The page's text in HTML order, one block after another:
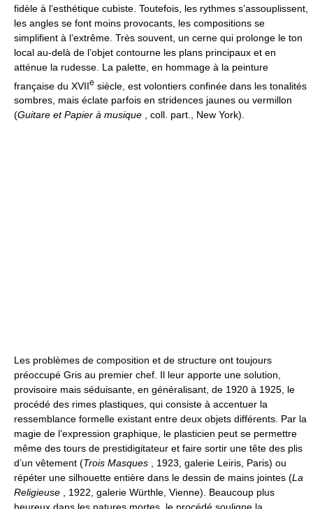
fidèle à l’esthétique cubiste. Toutefois, les rythmes s’assouplissent,
les angles se font moins provocants, les compositions se
simplifient à l’extrême. Très souvent, un cerne qui prolonge le ton
local au-delà de l’objet contourne les plans principaux et en
atténue la rudesse. La palette, en hommage à la peinture
française du XVIIe siècle, est volontiers confinée dans les tonalités
sombres, mais éclate parfois en stridences jaunes ou vermillon
(Guitare et Papier à musique , coll. part., New York).
Les problèmes de composition et de structure ont toujours
préoccupé Gris au premier chef. Il leur apporte une solution,
provisoire mais séduisante, en généralisant, de 1920 à 1925, le
procédé des rimes plastiques, qui consiste à accentuer la
ressemblance formelle existant entre deux objets différents. Par la
magie de l’expression graphique, le plasticien peut se permettre
même des tours de prestidigitateur et faire sortir une tête des plis
d’un vêtement (Trois Masques , 1923, galerie Leiris, Paris) ou
répéter une silhouette entière dans le dessin de mains jointes (La
Religieuse , 1922, galerie Würthle, Vienne). Beaucoup plus